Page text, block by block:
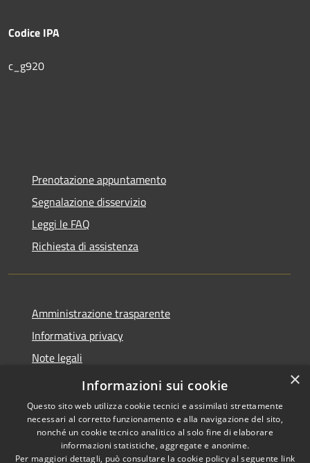
Codice IPA
c_g920
Prenotazione appuntamento
Segnalazione disservizio
Leggi le FAQ
Richiesta di assistenza
Amministrazione trasparente
Informativa privacy
Note legali
Dichiarazione di accessibilità
Copyright © 2026 • Comune di
×
Informazioni sui cookie
Questo sito web utilizza cookie tecnici e assimilati strettamente
necessari al corretto funzionamento e alla navigazione del sito,
nonché un cookie tecnico analitico al solo fine di elaborare
informazioni statistiche, aggregate e anonime.
Per maggiori dettagli, può consultare la cookie policy al seguente link